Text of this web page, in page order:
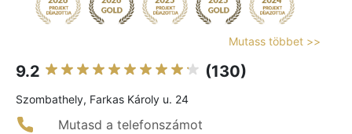
Mutass többet >>
9.2 (130)
Szombathely, Farkas Károly u. 24
Mutasd a telefonszámot